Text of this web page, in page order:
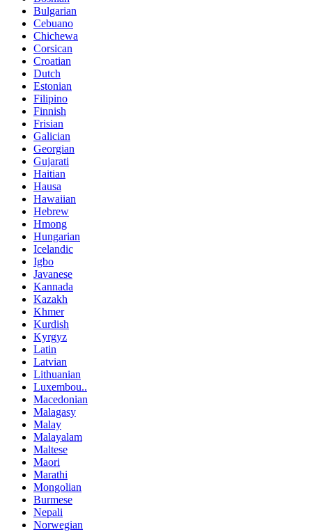
Bulgarian
Cebuano
Chichewa
Corsican
Croatian
Dutch
Estonian
Filipino
Finnish
Frisian
Galician
Georgian
Gujarati
Haitian
Hausa
Hawaiian
Hebrew
Hmong
Hungarian
Icelandic
Igbo
Javanese
Kannada
Kazakh
Khmer
Kurdish
Kyrgyz
Latin
Latvian
Lithuanian
Luxembou..
Macedonian
Malagasy
Malay
Malayalam
Maltese
Maori
Marathi
Mongolian
Burmese
Nepali
Norwegian